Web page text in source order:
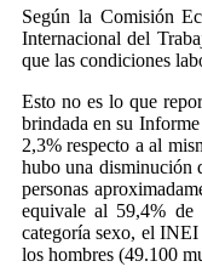
Según la Comisión
Internacional del
que las condiciones
Esto no es lo que
brindada en su
2,3% respecto a al
hubo una disminución
personas
equivale al 59,4% de
categoría sexo, el INEI
los hombres (49.100